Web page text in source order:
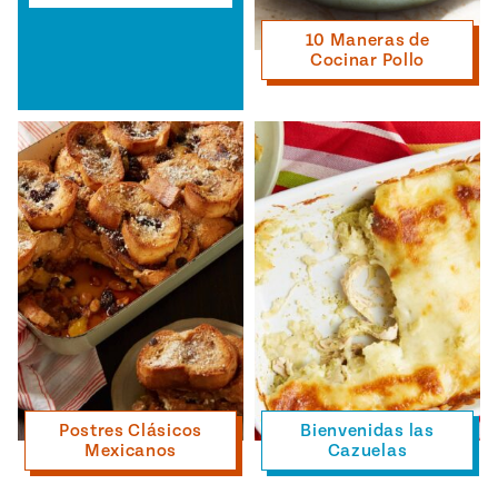
10 Maneras de
Cocinar Pollo
Postres Clásicos
Mexicanos
Bienvenidas las
Cazuelas